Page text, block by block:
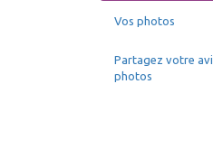
Vos photos
Partagez votre
photos